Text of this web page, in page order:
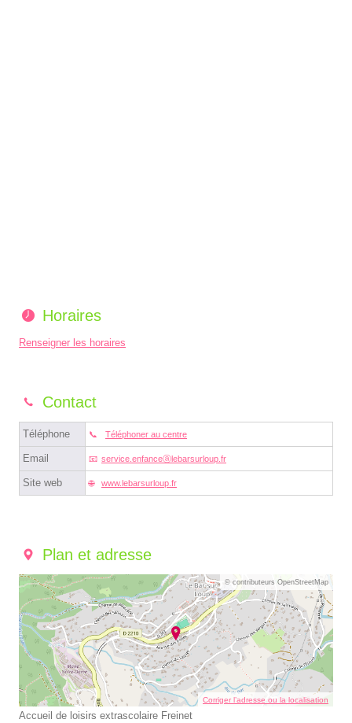
Horaires
Renseigner les horaires
Contact
Téléphone Téléphoner au centre
Email service.enfanceⓐlebarsurloup.fr
Site web www.lebarsurloup.fr
Plan et adresse
© contributeurs OpenStreetMap
Corriger l’adresse ou la localisation
Accueil de loisirs extrascolaire Freinet